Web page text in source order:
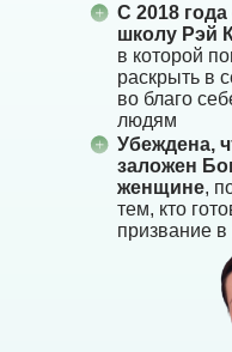
С 2018
школу Рэй
в которой
раскрыть в
во благо
людям
Убеждена,
заложен
женщине,
тем, кто
призвание